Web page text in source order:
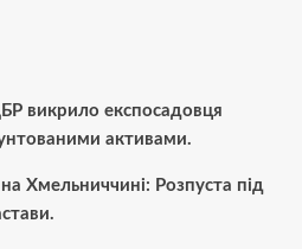
викрило експосадовця
активами.
Хмельниччині: Розпуста під